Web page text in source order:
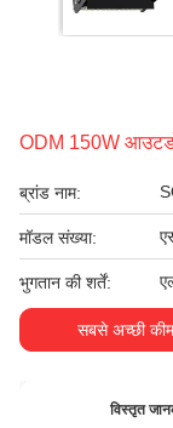
ODM 150W
ब्रांड नाम:
मॉडल संख्या:
भुगतान की शर्तें:
सबसे अच्छी
विस्तृत